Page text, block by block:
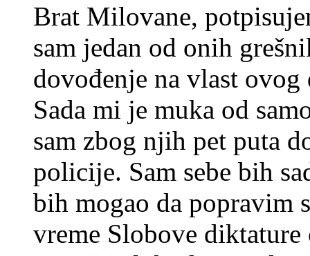
Brat Milovane,
sam jedan od onih
dovođenje na vlast
Sada mi je muka od
sam zbog njih pet puta
policije. Sam sebe bih
bih mogao da popravim
vreme Slobove